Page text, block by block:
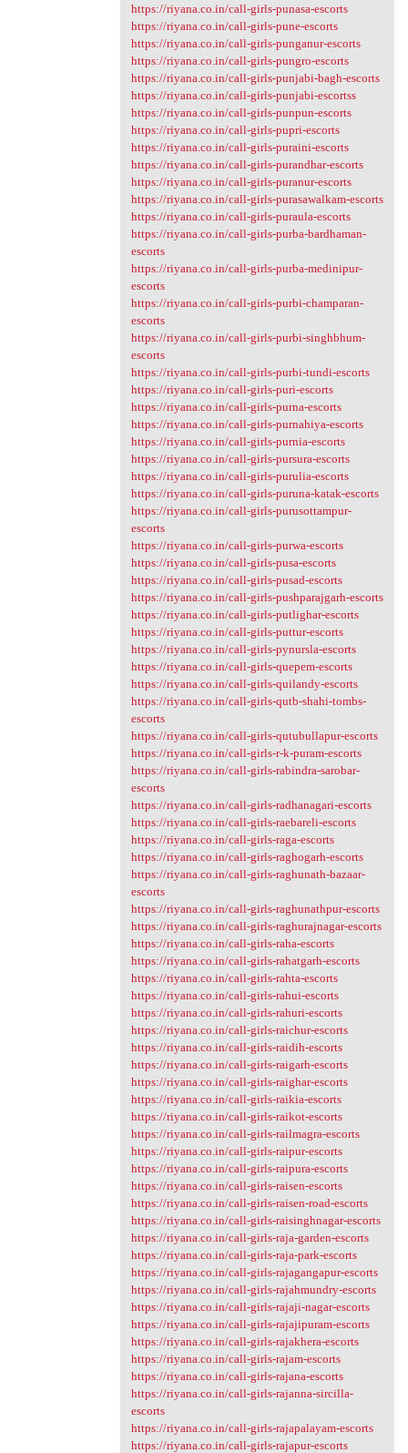
https://riyana.co.in/call-girls-punasa-escorts
https://riyana.co.in/call-girls-pune-escorts
https://riyana.co.in/call-girls-punganur-escorts
https://riyana.co.in/call-girls-pungro-escorts
https://riyana.co.in/call-girls-punjabi-bagh-escorts
https://riyana.co.in/call-girls-punjabi-escortss
https://riyana.co.in/call-girls-punpun-escorts
https://riyana.co.in/call-girls-pupri-escorts
https://riyana.co.in/call-girls-puraini-escorts
https://riyana.co.in/call-girls-purandhar-escorts
https://riyana.co.in/call-girls-puranur-escorts
https://riyana.co.in/call-girls-purasawalkam-escorts
https://riyana.co.in/call-girls-puraula-escorts
https://riyana.co.in/call-girls-purba-bardhaman-
escorts
https://riyana.co.in/call-girls-purba-medinipur-
escorts
https://riyana.co.in/call-girls-purbi-champaran-
escorts
https://riyana.co.in/call-girls-purbi-singhbhum-
escorts
https://riyana.co.in/call-girls-purbi-tundi-escorts
https://riyana.co.in/call-girls-puri-escorts
https://riyana.co.in/call-girls-purna-escorts
https://riyana.co.in/call-girls-purnahiya-escorts
https://riyana.co.in/call-girls-purnia-escorts
https://riyana.co.in/call-girls-pursura-escorts
https://riyana.co.in/call-girls-purulia-escorts
https://riyana.co.in/call-girls-puruna-katak-escorts
https://riyana.co.in/call-girls-purusottampur-
escorts
https://riyana.co.in/call-girls-purwa-escorts
https://riyana.co.in/call-girls-pusa-escorts
https://riyana.co.in/call-girls-pusad-escorts
https://riyana.co.in/call-girls-pushparajgarh-escorts
https://riyana.co.in/call-girls-putlighar-escorts
https://riyana.co.in/call-girls-puttur-escorts
https://riyana.co.in/call-girls-pynursla-escorts
https://riyana.co.in/call-girls-quepem-escorts
https://riyana.co.in/call-girls-quilandy-escorts
https://riyana.co.in/call-girls-qutb-shahi-tombs-
escorts
https://riyana.co.in/call-girls-qutubullapur-escorts
https://riyana.co.in/call-girls-r-k-puram-escorts
https://riyana.co.in/call-girls-rabindra-sarobar-
escorts
https://riyana.co.in/call-girls-radhanagari-escorts
https://riyana.co.in/call-girls-raebareli-escorts
https://riyana.co.in/call-girls-raga-escorts
https://riyana.co.in/call-girls-raghogarh-escorts
https://riyana.co.in/call-girls-raghunath-bazaar-
escorts
https://riyana.co.in/call-girls-raghunathpur-escorts
https://riyana.co.in/call-girls-raghurajnagar-escorts
https://riyana.co.in/call-girls-raha-escorts
https://riyana.co.in/call-girls-rahatgarh-escorts
https://riyana.co.in/call-girls-rahta-escorts
https://riyana.co.in/call-girls-rahui-escorts
https://riyana.co.in/call-girls-rahuri-escorts
https://riyana.co.in/call-girls-raichur-escorts
https://riyana.co.in/call-girls-raidih-escorts
https://riyana.co.in/call-girls-raigarh-escorts
https://riyana.co.in/call-girls-raighar-escorts
https://riyana.co.in/call-girls-raikia-escorts
https://riyana.co.in/call-girls-raikot-escorts
https://riyana.co.in/call-girls-railmagra-escorts
https://riyana.co.in/call-girls-raipur-escorts
https://riyana.co.in/call-girls-raipura-escorts
https://riyana.co.in/call-girls-raisen-escorts
https://riyana.co.in/call-girls-raisen-road-escorts
https://riyana.co.in/call-girls-raisinghnagar-escorts
https://riyana.co.in/call-girls-raja-garden-escorts
https://riyana.co.in/call-girls-raja-park-escorts
https://riyana.co.in/call-girls-rajagangapur-escorts
https://riyana.co.in/call-girls-rajahmundry-escorts
https://riyana.co.in/call-girls-rajaji-nagar-escorts
https://riyana.co.in/call-girls-rajajipuram-escorts
https://riyana.co.in/call-girls-rajakhera-escorts
https://riyana.co.in/call-girls-rajam-escorts
https://riyana.co.in/call-girls-rajana-escorts
https://riyana.co.in/call-girls-rajanna-sircilla-
escorts
https://riyana.co.in/call-girls-rajapalayam-escorts
https://riyana.co.in/call-girls-rajapur-escorts